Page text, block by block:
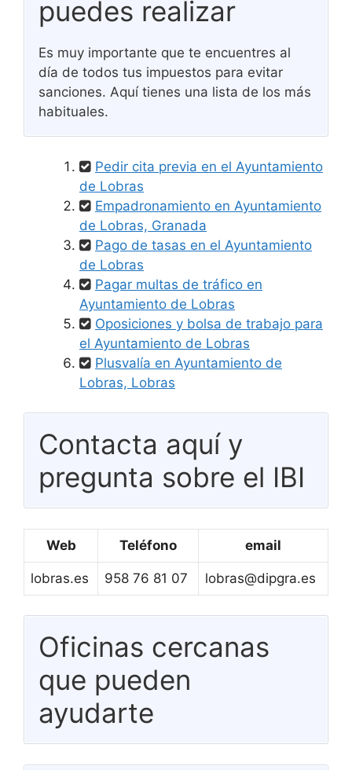
puedes realizar
Es muy importante que te encuentres al
día de todos tus impuestos para evitar
sanciones. Aquí tienes una lista de los más
habituales.
Pedir cita previa en el Ayuntamiento
de Lobras
Empadronamiento en Ayuntamiento
de Lobras, Granada
Pago de tasas en el Ayuntamiento
de Lobras
Pagar multas de tráfico en
Ayuntamiento de Lobras
Oposiciones y bolsa de trabajo para
el Ayuntamiento de Lobras
Plusvalía en Ayuntamiento de
Lobras, Lobras
Contacta aquí y
pregunta sobre el IBI
Web Teléfono email
lobras.es 958 76 81 07 lobras@dipgra.es
Oficinas cercanas
que pueden
ayudarte